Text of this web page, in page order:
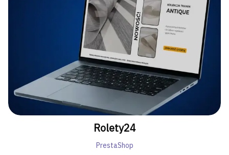
Rolety24
PrestaShop